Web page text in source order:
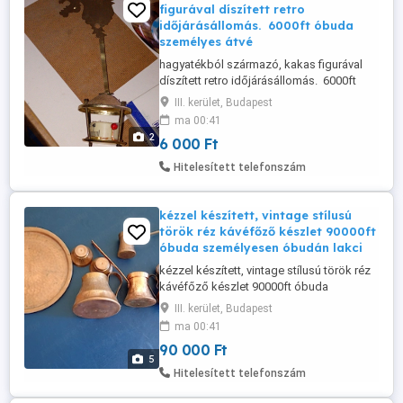
2
figurával díszített retro
időjárásállomás. 6000ft óbuda
személyes átvé
hagyatékból származó, kakas figurával
díszített retro időjárásállomás. 6000ft
óbuda személyes átvétel óbudán
lakcimemen posta kizárolag előre fizetés
után pl mpl csomagautomatába vagy
foxpostba + 3000ft 36 50 104 8272 36 20
949 1288
III. kerület, Budapest
ma 00:41
6 000 Ft
Hitelesített telefonszám
5
kézzel készített, vintage stílusú
török réz kávéfőző készlet 90000ft
óbuda személyesen óbudán lakci
kézzel készített, vintage stílusú török réz
kávéfőző készlet 90000ft óbuda
személyesen óbudán lakcimemen vagy
előre fizetés után mpl
csomagautomatába +5000ft 36 50 104
8272
III. kerület, Budapest
ma 00:41
90 000 Ft
Hitelesített telefonszám